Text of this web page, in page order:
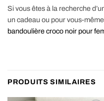
Si vous êtes à la recherche
un cadeau ou pour vous-
bandoulière croco noir pour
PRODUITS SIMILAIRES